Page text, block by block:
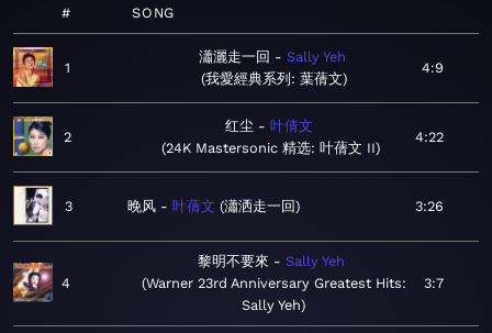
# SONG
1
瀟灑走一回
Sally Yeh
我愛經典系列: 葉蒨文
4:9
2
红尘
叶倩文
24K Mastersonic 精选: 叶蒨文 II
4:22
3 晚风 叶蒨文 瀟洒走一回 3:26
4
黎明不要來
Sally Yeh
Warner 23rd Anniversary Greatest Hits:
Sally Yeh
3:7